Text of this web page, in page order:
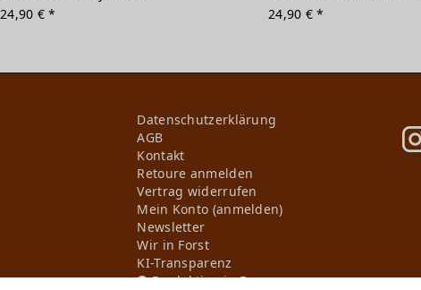
24,90 € *
24,90 € *
Daten­schutz­erklärung
AGB
Kontakt
Retoure anmelden
Vertrag widerrufen
Mein Konto (anmelden)
Newsletter
Wir in Forst
KI-Transparenz
Produktion in Europa